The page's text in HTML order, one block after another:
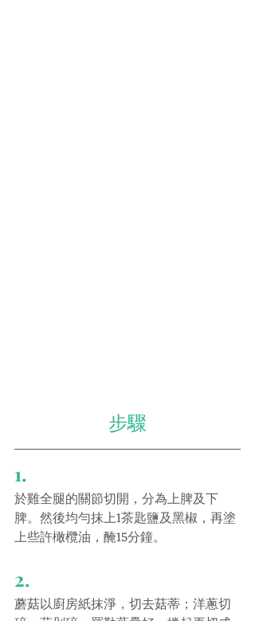
步驟
1.
於雞全腿的關節切開，分為上脾及下
脾。然後均勻抹上1茶匙鹽及黑椒，再塗
上些許橄欖油，醃15分鐘。
2.
蘑菇以廚房紙抹淨，切去菇蒂；洋蔥切